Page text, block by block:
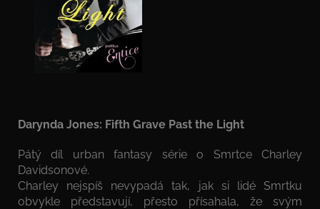
Darynda Jones: Fifth Grave Past the Light
Pátý díl urban fantasy série o Smrtce Charley
Davidsonové.
Charley nejspíš nevypadá tak, jak si lidé Smrtku
obvykle představují, přesto přísahala, že svým